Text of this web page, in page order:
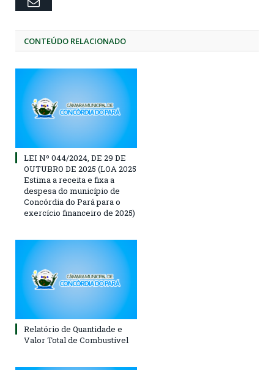
CONTEÚDO RELACIONADO
LEI Nº 044/2024, DE 29 DE
OUTUBRO DE 2025 (LOA 2025
Estima a receita e fixa a
despesa do município de
Concórdia do Pará para o
exercício financeiro de 2025)
Relatório de Quantidade e
Valor Total de Combustível